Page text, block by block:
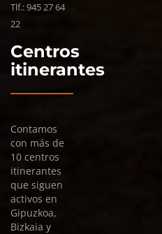
Tlf.:945 27 64
22
Centros
itinerantes
Contamos
con más de
10 centros
itinerantes
que siguen
activos en
Gipuzkoa,
Bizkaia y